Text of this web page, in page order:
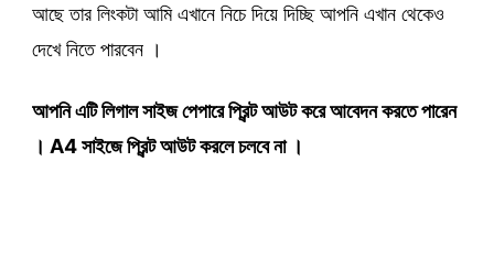
আছে তার লিংকটা আমি এখানে নিচে দিয়ে দিচ্ছি আপনি এখান থেকেও
দেখে নিতে পারবেন ।
আপনি এটি লিগাল সাইজ পেপারে প্রিন্ট আউট করে আবেদন করতে পারেন
। A4 সাইজে প্রিন্ট আউট করলে চলবে না ।